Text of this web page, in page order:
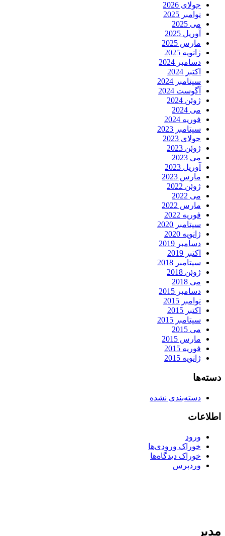
جولای 2026
نوامبر 2025
می 2025
آوریل 2025
مارس 2025
ژانویه 2025
دسامبر 2024
اکتبر 2024
سپتامبر 2024
آگوست 2024
ژوئن 2024
می 2024
فوریه 2024
سپتامبر 2023
جولای 2023
ژوئن 2023
می 2023
آوریل 2023
مارس 2023
ژوئن 2022
می 2022
مارس 2022
فوریه 2022
سپتامبر 2020
ژانویه 2020
دسامبر 2019
اکتبر 2019
سپتامبر 2018
ژوئن 2018
می 2018
دسامبر 2015
نوامبر 2015
اکتبر 2015
سپتامبر 2015
می 2015
مارس 2015
فوریه 2015
ژانویه 2015
دسته‌ها
دسته‌بندی نشده
اطلاعات
ورود
خوراک ورودی‌ها
خوراک دیدگاه‌ها
وردپرس
مدیر